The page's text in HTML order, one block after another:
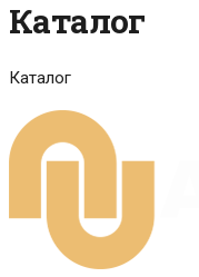
Каталог
Каталог